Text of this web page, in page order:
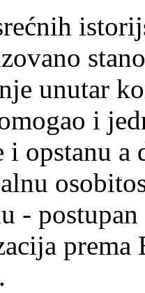
unutar
i
i opstanu a
-
prema